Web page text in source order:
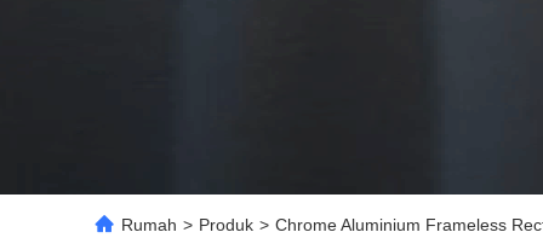
Rumah > Produk > Chrome Aluminium Frameless